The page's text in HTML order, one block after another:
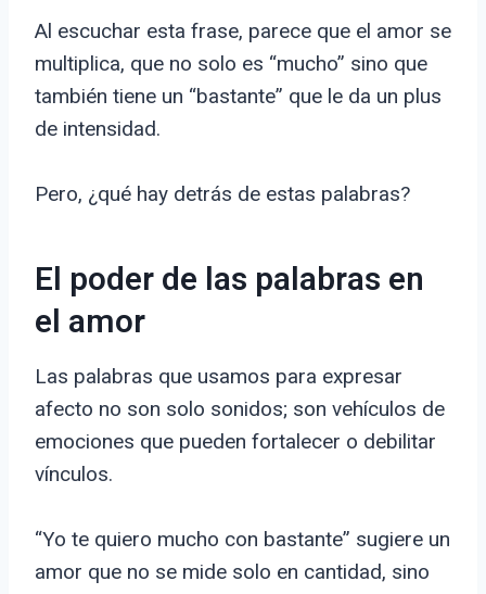
Al escuchar esta frase, parece que el amor se
multiplica, que no solo es “mucho” sino que
también tiene un “bastante” que le da un plus
de intensidad.
Pero, ¿qué hay detrás de estas palabras?
El poder de las palabras en
el amor
Las palabras que usamos para expresar
afecto no son solo sonidos; son vehículos de
emociones que pueden fortalecer o debilitar
vínculos.
“Yo te quiero mucho con bastante” sugiere un
amor que no se mide solo en cantidad, sino